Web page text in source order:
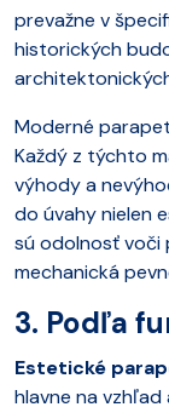
prevažne v
historických
Moderné
Každý z týchto
výhody a
do úvahy nielen
sú odolnosť voči
mechanická
3. Podľa
Estetické
hlavne na vzhľad